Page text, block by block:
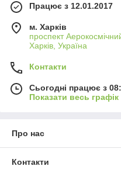
Працює з 12.01.2017
м. Харків
проспект
Харків, Україна
Контакти
Сьогодні працює з
Показати весь
Про нас
Контакти